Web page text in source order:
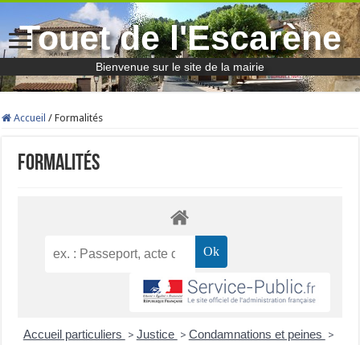
Touet de l'Escarène
Bienvenue sur le site de la mairie
Accueil / Formalités
Formalités
Accueil particuliers > Justice > Condamnations et peines >